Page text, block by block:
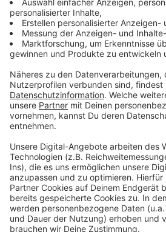
Anzeige
Veranstaltungen
Radweg an der B8 in Leverkusen
Bundestagswahl in Leverkusen:
Wahlkampf
Anzeige
Anzeige